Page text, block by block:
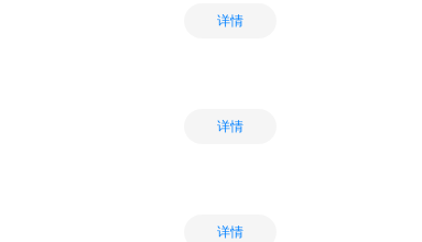
详情
详情
详情